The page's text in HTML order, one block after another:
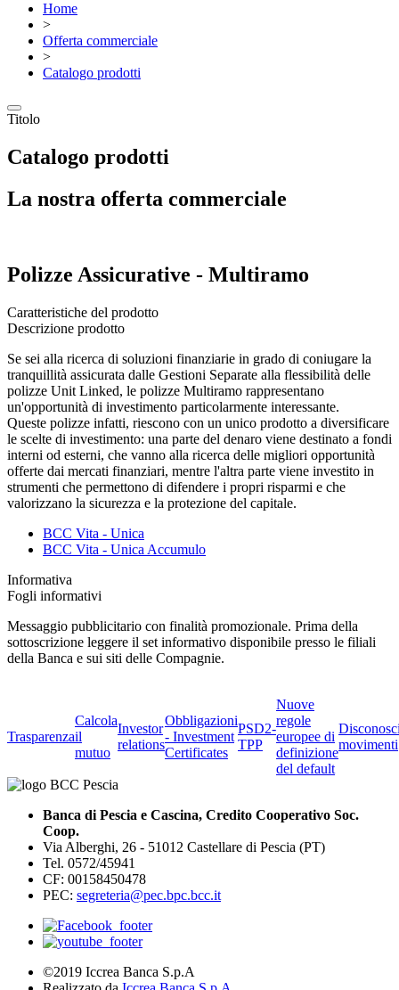
Home
>
Offerta commerciale
>
Catalogo prodotti
Titolo
Catalogo prodotti
La nostra offerta commerciale
Polizze Assicurative - Multiramo
Caratteristiche del prodotto
Descrizione prodotto
Se sei alla ricerca di soluzioni finanziarie in grado di coniugare la
tranquillità assicurata dalle Gestioni Separate alla flessibilità delle
polizze Unit Linked, le polizze Multiramo rappresentano
un'opportunità di investimento particolarmente interessante.
Queste polizze infatti, riescono con un unico prodotto a diversificare
le scelte di investimento: una parte del denaro viene destinato a fondi
interni od esterni, che vanno alla ricerca delle migliori opportunità
offerte dai mercati finanziari, mentre l'altra parte viene investito in
strumenti che permettono di difendere i propri risparmi e che
valorizzano la sicurezza e la protezione del capitale.
BCC Vita - Unica
BCC Vita - Unica Accumulo
Informativa
Fogli informativi
Messaggio pubblicitario con finalità promozionale. Prima della
sottoscrizione leggere il set informativo disponibile presso le filiali
della Banca e sui siti delle Compagnie.
Trasparenza
Calcola
il
mutuo
Investor
relations
Obbligazioni
- Investment
Certificates
PSD2-
TPP
Nuove
regole
europee di
definizione
del default
movimenti
Banca di Pescia e Cascina, Credito Cooperativo Soc.
Coop.
Via Alberghi, 26 - 51012 Castellare di Pescia (PT)
Tel. 0572/45941
CF: 00158450478
PEC: segreteria@pec.bpc.bcc.it
©2019 Iccrea Banca S.p.A